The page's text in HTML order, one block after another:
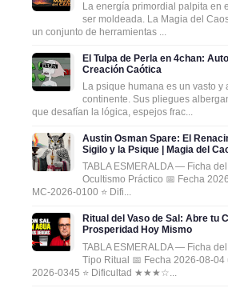
La energía primordial palpita en
ser moldeada. La Magia del
un conjunto de herramientas ...
El Tulpa de Perla en 4chan:
Creación Caótica
La psique humana es un vasto y
continente. Sus pliegues
que desafían la lógica, espejos frac...
Austin Osman Spare: El
Sigilo y la Psique | Magia del
TABLA ESMERALDA — Ficha
Ocultismo Práctico 📅 Fecha
MC-2026-0100 ⭐ Difi...
Ritual del Vaso de Sal: Abre tu
Prosperidad Hoy Mismo
TABLA ESMERALDA — Ficha
Tipo Ritual 📅 Fecha 2026-08-04
2026-0345 ⭐ Dificultad ★★★☆...